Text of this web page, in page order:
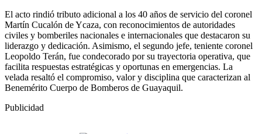
El acto rindió tributo adicional a los 40 años de servicio del coronel
Martín Cucalón de Ycaza, con reconocimientos de autoridades
civiles y bomberiles nacionales e internacionales que destacaron su
liderazgo y dedicación. Asimismo, el segundo jefe, teniente coronel
Leopoldo Terán, fue condecorado por su trayectoria operativa, que
facilita respuestas estratégicas y oportunas en emergencias. La
velada resaltó el compromiso, valor y disciplina que caracterizan al
Benemérito Cuerpo de Bomberos de Guayaquil.
Publicidad